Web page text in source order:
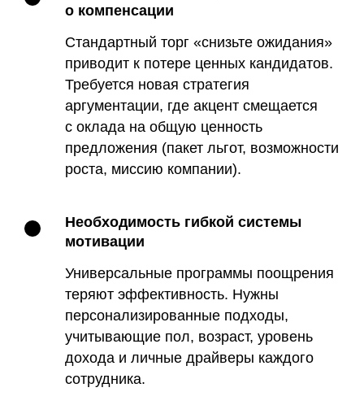
о компенсации
Стандартный торг «снизьте ожидания»
приводит к потере ценных кандидатов.
Требуется новая стратегия
аргументации, где акцент смещается
с оклада на общую ценность
предложения (пакет льгот, возможности
роста, миссию компании).
Необходимость гибкой системы
мотивации
Универсальные программы поощрения
теряют эффективность. Нужны
персонализированные подходы,
учитывающие пол, возраст, уровень
дохода и личные драйверы каждого
сотрудника.